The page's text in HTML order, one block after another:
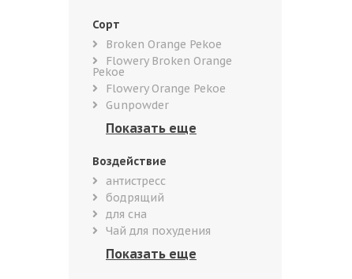
Сорт
Broken Orange Pekoe
Flowery Broken Orange
Pekoe
Flowery Orange Pekoe
Gunpowder
Воздействие
антистресс
бодрящий
для сна
Чай для похудения